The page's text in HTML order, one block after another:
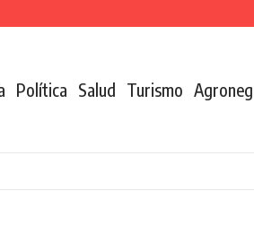
Política Salud Turismo